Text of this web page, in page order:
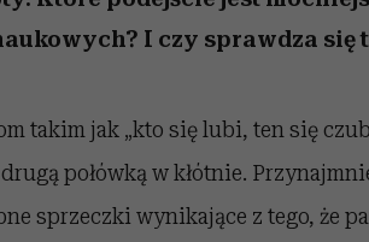
I czy sprawdza się
takim jak „kto się lubi, ten się
połówką w kłótnie.
sprzeczki wynikające z tego, że